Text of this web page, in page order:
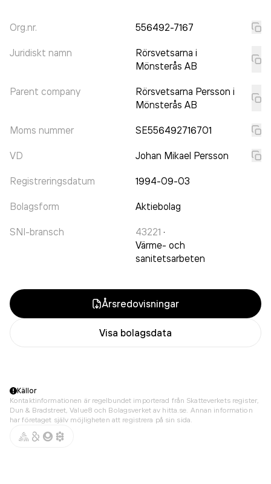
Org.nr. 556492-7167
Juridiskt namn
Rörsvetsarna i
Mönsterås AB
Parent company
Rörsvetsarna Persson i
Mönsterås AB
Moms nummer SE556492716701
VD Johan Mikael Persson
Registreringsdatum 1994-09-03
Bolagsform Aktiebolag
SNI-bransch 43221 ·
Värme- och
sanitetsarbeten
Årsredovisningar
Visa bolagsdata
Källor
Kontaktinformationen är regelbundet importerad från Skatteverkets register,
Dun & Bradstreet, Value8 och Bolagsverket av hitta.se. Annan information
har företaget själv möjligheten att registrera på sin sida.